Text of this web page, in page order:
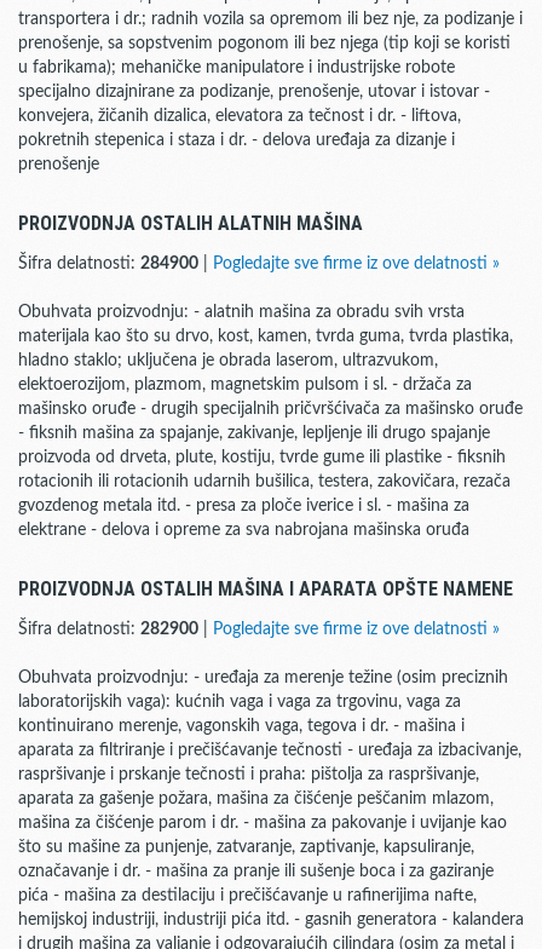
transportera i dr.; radnih vozila sa opremom ili bez nje, za podizanje i
prenošenje, sa sopstvenim pogonom ili bez njega (tip koji se koristi
u fabrikama); mehaničke manipulatore i industrijske robote
specijalno dizajnirane za podizanje, prenošenje, utovar i istovar -
konvejera, žičanih dizalica, elevatora za tečnost i dr. - liftova,
pokretnih stepenica i staza i dr. - delova uređaja za dizanje i
prenošenje
PROIZVODNJA OSTALIH ALATNIH MAŠINA
Šifra delatnosti: 284900 Pogledajte sve firme iz ove delatnosti »
Obuhvata proizvodnju: - alatnih mašina za obradu svih vrsta
materijala kao što su drvo, kost, kamen, tvrda guma, tvrda plastika,
hladno staklo; uključena je obrada laserom, ultrazvukom,
elektoerozijom, plazmom, magnetskim pulsom i sl. - držača za
mašinsko oruđe - drugih specijalnih pričvršćivača za mašinsko oruđe
- fiksnih mašina za spajanje, zakivanje, lepljenje ili drugo spajanje
proizvoda od drveta, plute, kostiju, tvrde gume ili plastike - fiksnih
rotacionih ili rotacionih udarnih bušilica, testera, zakovičara, rezača
gvozdenog metala itd. - presa za ploče iverice i sl. - mašina za
elektrane - delova i opreme za sva nabrojana mašinska oruđa
PROIZVODNJA OSTALIH MAŠINA I APARATA OPŠTE NAMENE
Šifra delatnosti: 282900 Pogledajte sve firme iz ove delatnosti »
Obuhvata proizvodnju: - uređaja za merenje težine (osim preciznih
laboratorijskih vaga): kućnih vaga i vaga za trgovinu, vaga za
kontinuirano merenje, vagonskih vaga, tegova i dr. - mašina i
aparata za filtriranje i prečišćavanje tečnosti - uređaja za izbacivanje,
raspršivanje i prskanje tečnosti i praha: pištolja za raspršivanje,
aparata za gašenje požara, mašina za čišćenje peščanim mlazom,
mašina za čišćenje parom i dr. - mašina za pakovanje i uvijanje kao
što su mašine za punjenje, zatvaranje, zaptivanje, kapsuliranje,
označavanje i dr. - mašina za pranje ili sušenje boca i za gaziranje
pića - mašina za destilaciju i prečišćavanje u rafinerijima nafte,
hemijskoj industriji, industriji pića itd. - gasnih generatora - kalandera
i drugih mašina za valjanje i odgovarajućih cilindara (osim za metal i